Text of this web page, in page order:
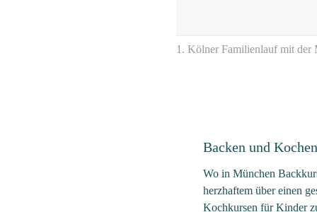
1. Kölner Familienlauf mit der
Backen und
Wo in München
herzhaftem über einen
Kochkursen für Kinder